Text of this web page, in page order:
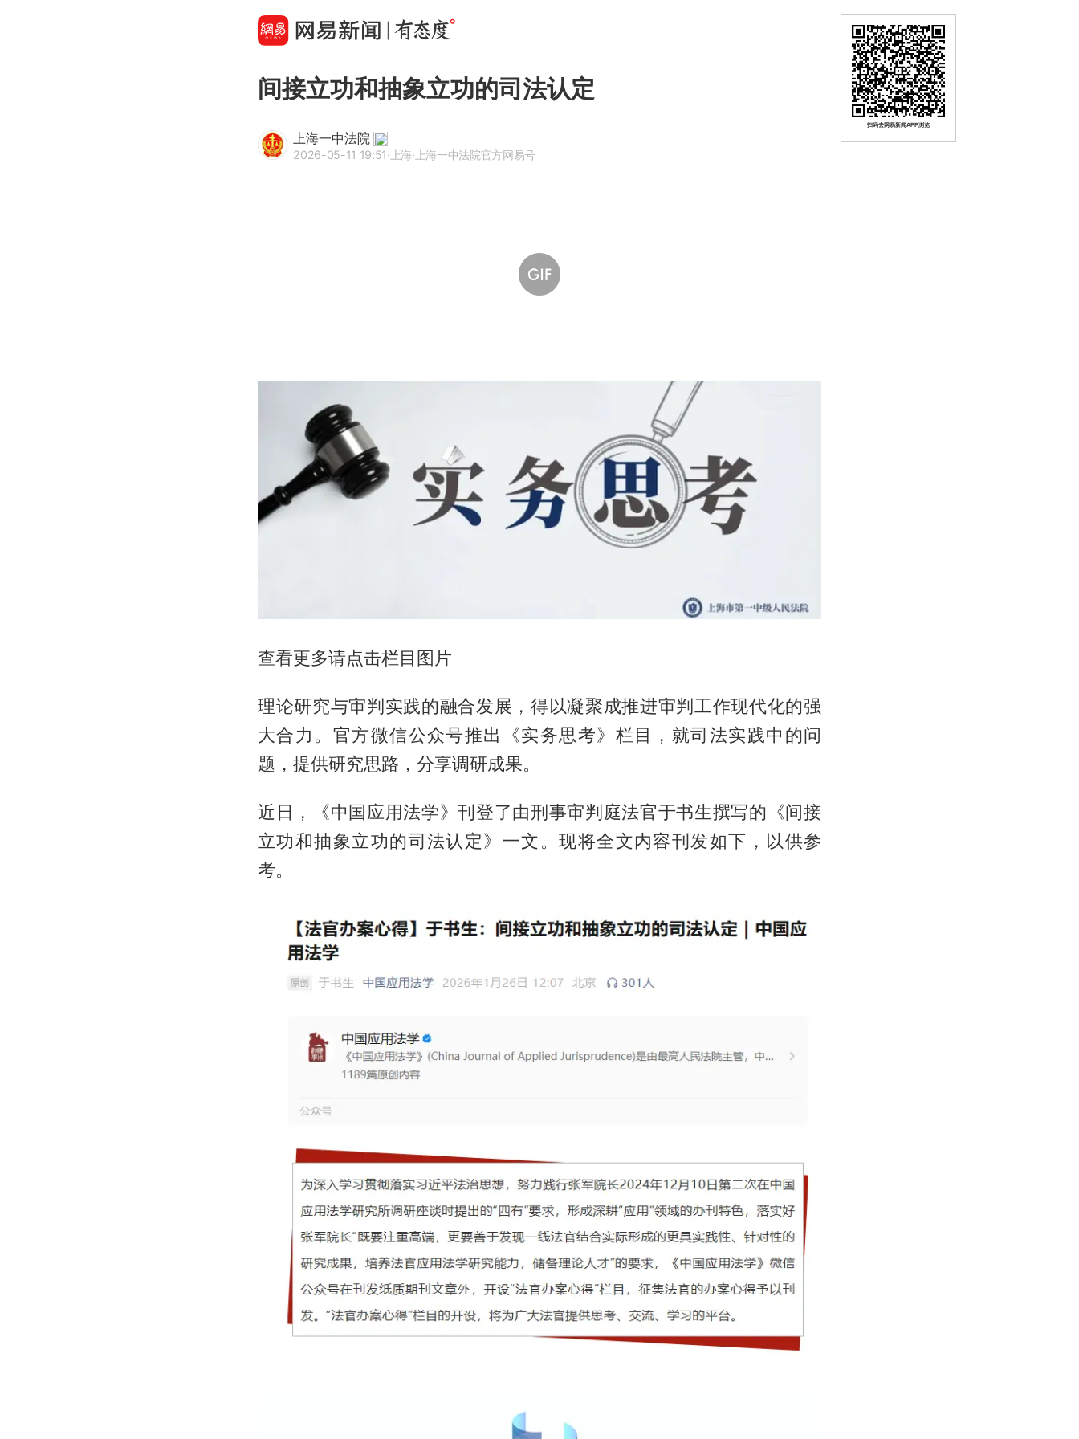
间接立功和抽象立功的司法认定
上海一中法院
2026-05-11 19:51·上海·上海一中法院官方网易号
查看更多请点击栏目图片
理论研究与审判实践的融合发展，得以凝聚成推进审判工作现代化的强
大合力。官方微信公众号推出《实务思考》栏目，就司法实践中的问
题，提供研究思路，分享调研成果。
近日，《中国应用法学》刊登了由刑事审判庭法官于书生撰写的《间接
立功和抽象立功的司法认定》一文。现将全文内容刊发如下，以供参
考。
扫码去网易新闻APP浏览